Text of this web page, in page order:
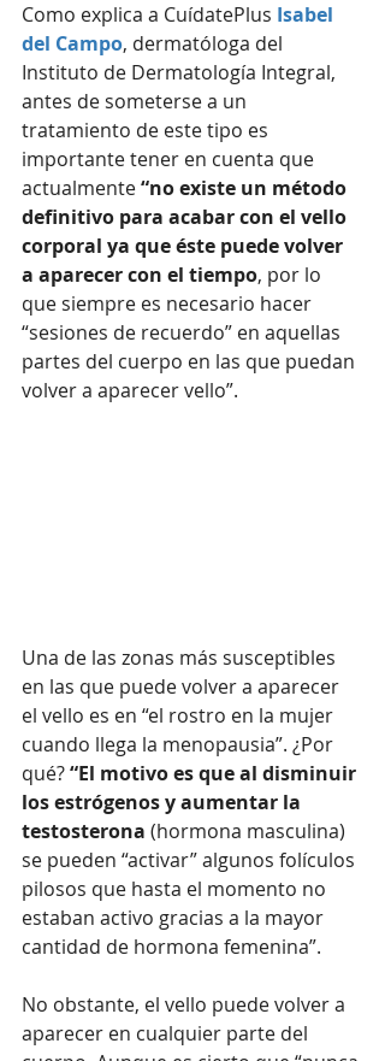
Como explica a CuídatePlus Isabel
del Campo, dermatóloga del
Instituto de Dermatología Integral,
antes de someterse a un
tratamiento de este tipo es
importante tener en cuenta que
actualmente “no existe un método
definitivo para acabar con el vello
corporal ya que éste puede volver
a aparecer con el tiempo, por lo
que siempre es necesario hacer
“sesiones de recuerdo” en aquellas
partes del cuerpo en las que puedan
volver a aparecer vello”.
Una de las zonas más susceptibles
en las que puede volver a aparecer
el vello es en “el rostro en la mujer
cuando llega la menopausia”. ¿Por
qué? “El motivo es que al disminuir
los estrógenos y aumentar la
testosterona (hormona masculina)
se pueden “activar” algunos folículos
pilosos que hasta el momento no
estaban activo gracias a la mayor
cantidad de hormona femenina”.
No obstante, el vello puede volver a
aparecer en cualquier parte del